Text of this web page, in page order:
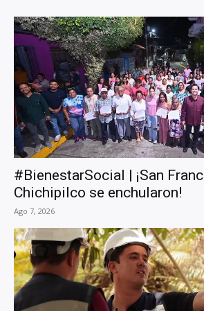
#BienestarSocial | ¡San
Chichipilco se enchularon!
Ago 7, 2026